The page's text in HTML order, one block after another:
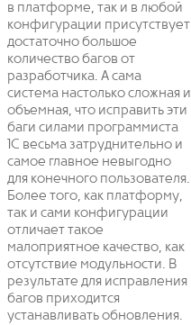
в платформе, так и в любой
конфигурации присутствует
достаточно большое
количество багов от
разработчика. А сама
система настолько сложная и
объемная, что исправить эти
баги силами программиста
1С весьма затруднительно и
самое главное невыгодно
для конечного пользователя.
Более того, как платформу,
так и сами конфигурации
отличает такое
малоприятное качество, как
отсутствие модульности. В
результате для исправления
багов приходится
устанавливать обновления.